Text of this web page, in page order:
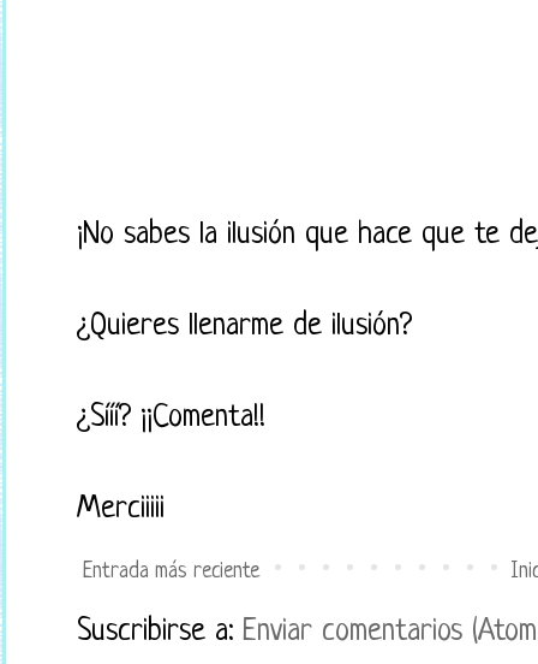
¡No sabes la ilusión que hace que te
¿Quieres llenarme de ilusión?
¿Sííí? ¡¡Comenta!!
Merciiiii
Entrada más reciente
Suscribirse a: Enviar comentarios